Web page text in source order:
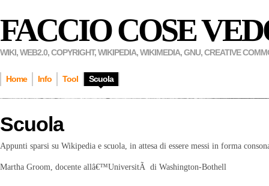
FACCIO COSE
WIKI, WEB2.0, COPYRIGHT, WIKIPEDIA, WIKIMEDIA, GNU, CREATIVE
Home Info Tool Scuola
Scuola
Appunti sparsi su Wikipedia e scuola, in attesa di essere messi in forma
Martha Groom, docente allâ€™UniversitÃ di Washington-Bothell